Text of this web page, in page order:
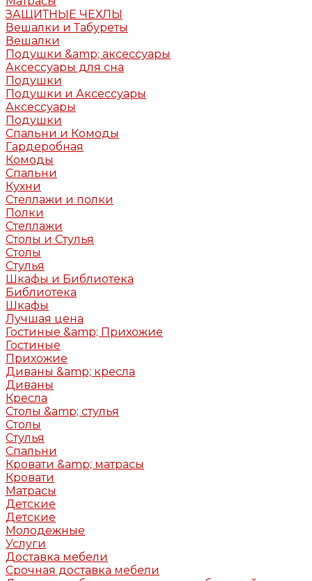
ЗАЩИТНЫЕ ЧЕХЛЫ
Вешалки и Табуреты
Вешалки
Подушки &amp; аксессуары
Аксессуары для сна
Подушки
Подушки и Аксессуары
Аксессуары
Подушки
Спальни и Комоды
Гардеробная
Комоды
Спальни
Кухни
Стеллажи и полки
Полки
Стеллажи
Столы и Стулья
Столы
Стулья
Шкафы и Библиотека
Библиотека
Шкафы
Лучшая цена
Гостиные &amp; Прихожие
Гостиные
Прихожие
Диваны &amp; кресла
Диваны
Кресла
Столы &amp; стулья
Столы
Стулья
Спальни
Кровати &amp; матрасы
Кровати
Матрасы
Детские
Детские
Молодежные
Услуги
Доставка мебели
Срочная доставка мебели